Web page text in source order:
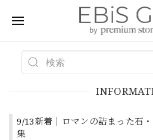
9/13新着｜ロマンの詰まった石
集